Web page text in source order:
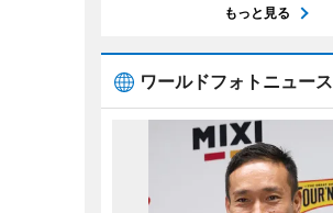
もっと見る
ワールドフォトニュース